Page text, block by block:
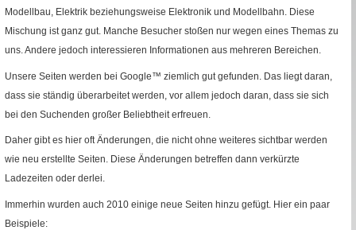
Modellbau, Elektrik beziehungsweise Elektronik und Modellbahn. Diese
Mischung ist ganz gut. Manche Besucher stoßen nur wegen eines Themas zu
uns. Andere jedoch interessieren Informationen aus mehreren Bereichen.
Unsere Seiten werden bei Google™ ziemlich gut gefunden. Das liegt daran,
dass sie ständig überarbeitet werden, vor allem jedoch daran, dass sie sich
bei den Suchenden großer Beliebtheit erfreuen.
Daher gibt es hier oft Änderungen, die nicht ohne weiteres sichtbar werden
wie neu erstellte Seiten. Diese Änderungen betreffen dann verkürzte
Ladezeiten oder derlei.
Immerhin wurden auch 2010 einige neue Seiten hinzu gefügt. Hier ein paar
Beispiele: